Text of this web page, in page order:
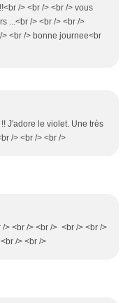
/> <br /> <br /> vous
...<br /> <br /> <br />
<br /> bonne journee<br
J'adore le violet. Une très
/> <br /> <br />
> <br /> <br /> <br /> <br />
/> <br />